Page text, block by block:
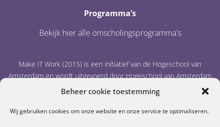
Beheer cookie toestemming
Wij gebruiken cookies om onze website en onze service te optimaliseren.
Programma’s
Bekijk hier alle omscholingsprogramma's
Make IT Work (2015) is een initiatief van de Hogeschool van
Amsterdam en wordt uitgevoerd door Hogeschool van Amsterdam
en IT Academy Noord-Nederland.